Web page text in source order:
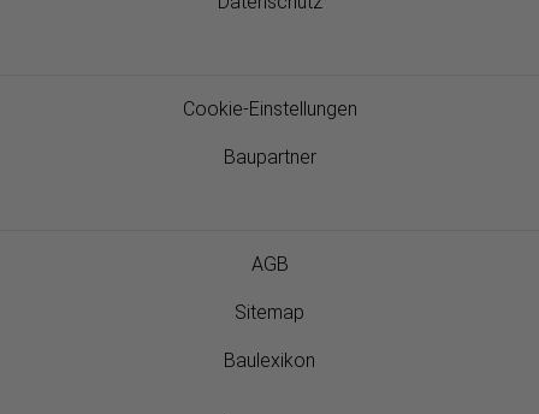
Cookie-Einstellungen
Baupartner
AGB
Sitemap
Baulexikon